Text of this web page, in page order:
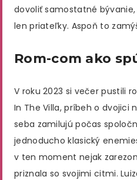
dovoliť samostatné
len priateľky. Aspoň to
Rom-com ako
V roku 2023 si večer pustili
In The Villa, príbeh o dvojici
seba zamilujú počas
jednoducho klasický
v ten moment nejak
priznala so svojimi citmi.